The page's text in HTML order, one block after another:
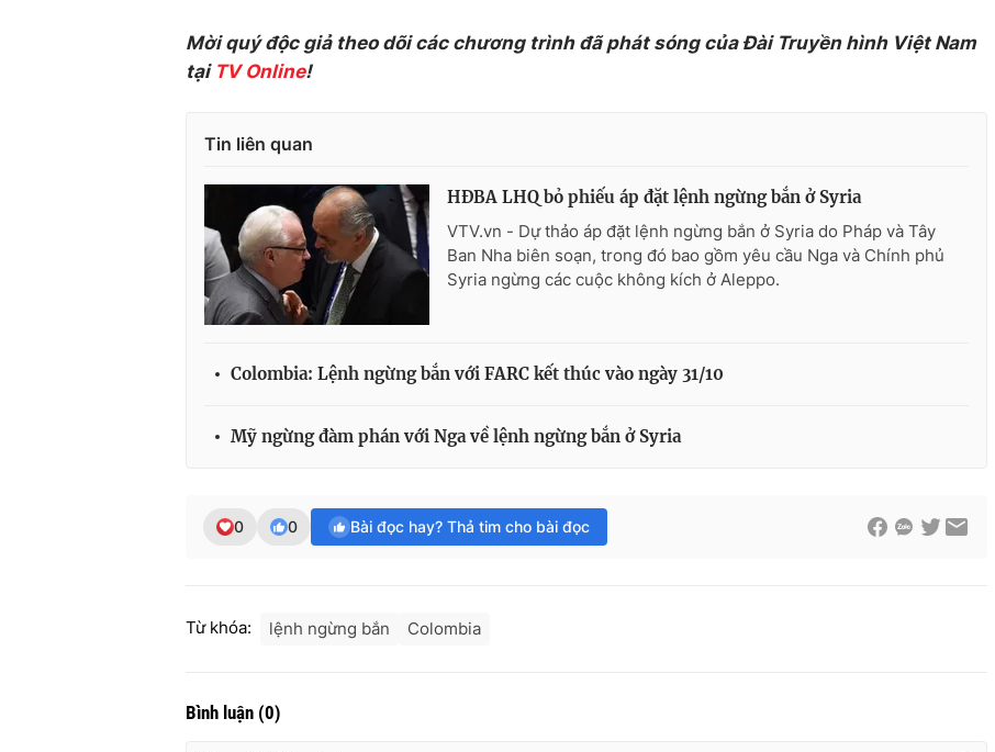
Mời quý độc giả theo dõi các chương trình đã phát sóng của Đài Truyền hình Việt Nam
tại TV Online!
Tin liên quan
HĐBA LHQ bỏ phiếu áp đặt lệnh ngừng bắn ở Syria
VTV.vn - Dự thảo áp đặt lệnh ngừng bắn ở Syria do Pháp và Tây
Ban Nha biên soạn, trong đó bao gồm yêu cầu Nga và Chính phủ
Syria ngừng các cuộc không kích ở Aleppo.
Colombia: Lệnh ngừng bắn với FARC kết thúc vào ngày 31/10
Mỹ ngừng đàm phán với Nga về lệnh ngừng bắn ở Syria
0 0 Bài đọc hay? Thả tim cho bài đọc
Từ khóa: lệnh ngừng bắn Colombia
Bình luận (0)